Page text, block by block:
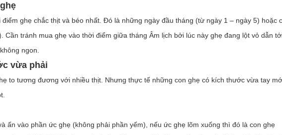
ghẹ chắc thịt và béo nhất. Đó là những ngày đầu tháng (từ ngày 1 – ngày 5) hoặc
Cần tránh mua ghẹ vào thời điểm giữa tháng Âm lịch bởi lúc này ghẹ đang lột vỏ dẫn
ngon.
vừa phải
to tương đương với nhiều thịt. Nhưng thực tế những con ghẹ có kích thước vừa tay
ấn vào phần ức ghẹ (không phải phần yếm), nếu ức ghẹ lõm xuống thì đó là con ghẹ